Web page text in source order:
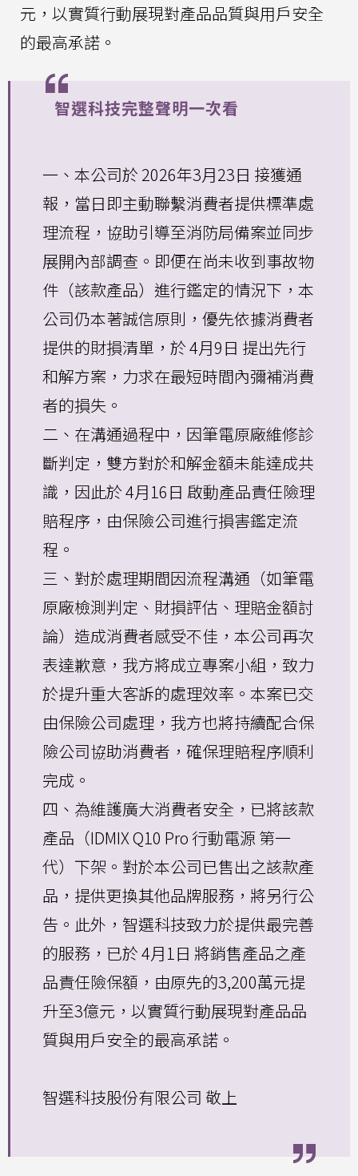
元，以實質行動展現對產品品質與用戶安全
的最高承諾。
智選科技完整聲明一次看
一、本公司於 2026年3月23日 接獲通
報，當日即主動聯繫消費者提供標準處
理流程，協助引導至消防局備案並同步
展開內部調查。即便在尚未收到事故物
件（該款產品）進行鑑定的情況下，本
公司仍本著誠信原則，優先依據消費者
提供的財損清單，於 4月9日 提出先行
和解方案，力求在最短時間內彌補消費
者的損失。
二、在溝通過程中，因筆電原廠維修診
斷判定，雙方對於和解金額未能達成共
識，因此於 4月16日 啟動產品責任險理
賠程序，由保險公司進行損害鑑定流
程。
三、對於處理期間因流程溝通（如筆電
原廠檢測判定、財損評估、理賠金額討
論）造成消費者感受不佳，本公司再次
表達歉意，我方將成立專案小組，致力
於提升重大客訴的處理效率。本案已交
由保險公司處理，我方也將持續配合保
險公司協助消費者，確保理賠程序順利
完成。
四、為維護廣大消費者安全，已將該款
產品（IDMIX Q10 Pro 行動電源 第一
代）下架。對於本公司已售出之該款產
品，提供更換其他品牌服務，將另行公
告。此外，智選科技致力於提供最完善
的服務，已於 4月1日 將銷售產品之產
品責任險保額，由原先的3,200萬元提
升至3億元，以實質行動展現對產品品
質與用戶安全的最高承諾。
智選科技股份有限公司 敬上